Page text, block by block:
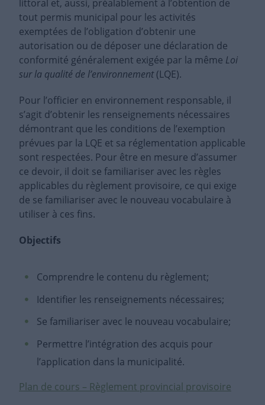
littoral et, aussi, préalablement à l’obtention de
tout permis municipal pour les activités
exemptées de l’obligation d’obtenir une
autorisation ou de déposer une déclaration de
conformité généralement exigée par la même Loi
sur la qualité de l’environnement(LQE).
Pour l’officier en environnement responsable, il
s’agit d’obtenir les renseignements nécessaires
démontrant que les conditions de l’exemption
prévues par la LQE et sa réglementation applicable
sont respectées. Pour être en mesure d’assumer
ce devoir, il doit se familiariser avec les règles
applicables du règlement provisoire, ce qui exige
de se familiariser avec le nouveau vocabulaire à
utiliser à ces fins.
Objectifs
Comprendre le contenu du règlement;
Identifier les renseignements nécessaires;
Se familiariser avec le nouveau vocabulaire;
Permettre l’intégration des acquis pour
l’application dans la municipalité.
Plan de cours – Règlement provincial provisoire